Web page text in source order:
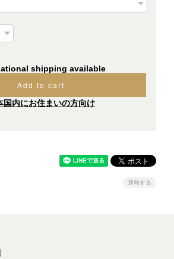
shipping available
Add to cart
国内にお住まいの方向け
通報する